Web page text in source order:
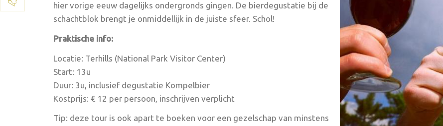
hier vorige eeuw dagelijks ondergronds gingen. De bierdegustatie bij de
schachtblok brengt je onmiddellijk in de juiste sfeer. Schol!
Praktische info:
Locatie: Terhills (National Park Visitor Center)
Start: 13u
Duur: 3u, inclusief degustatie Kompelbier
Kostprijs: € 12 per persoon, inschrijven verplicht
Tip: deze tour is ook apart te boeken voor een gezelschap van minstens